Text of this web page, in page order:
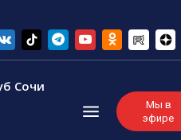
Сочи
Мы в
эфире